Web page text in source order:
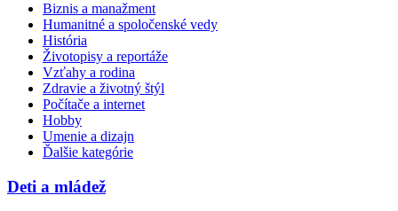
Biznis a manažment
Humanitné a spoločenské vedy
História
Životopisy a reportáže
Vzťahy a rodina
Zdravie a životný štýl
Počítače a internet
Hobby
Umenie a dizajn
Ďalšie kategórie
Deti a mládež